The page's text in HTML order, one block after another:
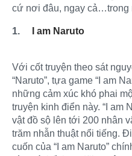
cứ nơi đâu, ngay cả…trong
1. I am Naruto
Với cốt truyện theo sát
“Naruto”, tựa game “I am
những cảm xúc khó phai
truyện kinh điển này. “I am
vật đồ sộ lên tới 200 nhân
trăm nhẫn thuật nổi tiếng.
cuốn của “I am Naruto”